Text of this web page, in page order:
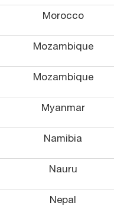
Morocco
Mozambique
Mozambique
Myanmar
Namibia
Nauru
Nepal